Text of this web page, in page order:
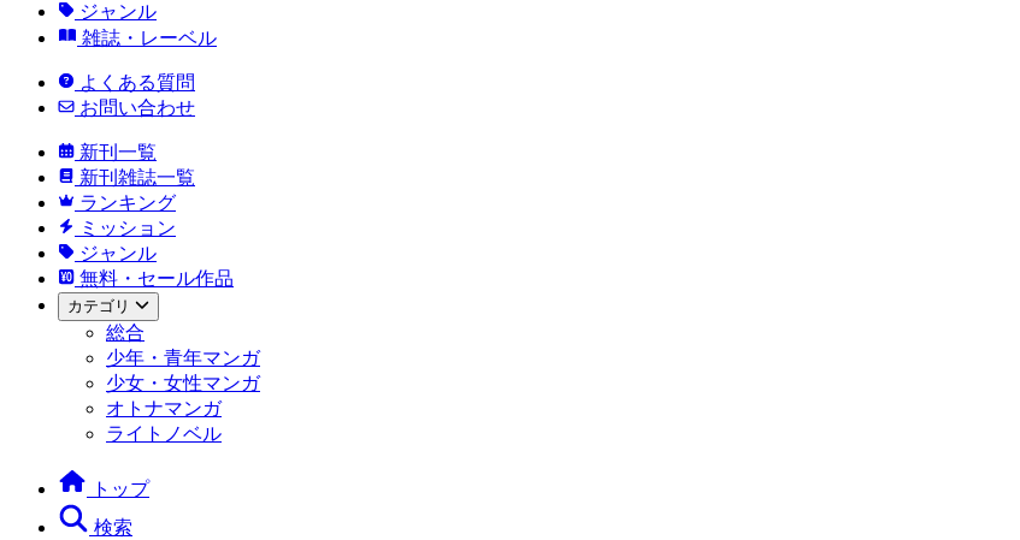
ジャンル
雑誌・レーベル
よくある質問
お問い合わせ
新刊一覧
新刊雑誌一覧
ランキング
ミッション
ジャンル
無料・セール作品
カテゴリ
総合
少年・青年マンガ
少女・女性マンガ
オトナマンガ
ライトノベル
トップ
検索